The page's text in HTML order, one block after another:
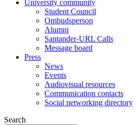
University community
Student Council
Ombudsperson
Alumni
Santander-URL Calls
Message board
Press
News
Events
Audiovisual resources
Communication contacts
Social networking directory
Search